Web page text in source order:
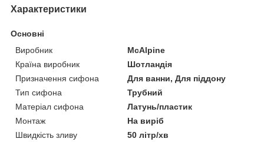
Характеристики
Основні
Виробник
McAlpine
Країна виробник
Шотландія
Призначення сифона
Для ванни, Для піддону
Тип сифона
Трубний
Матеріал сифона
Латунь/пластик
Монтаж
На виріб
Швидкість зливу
50 літр/хв